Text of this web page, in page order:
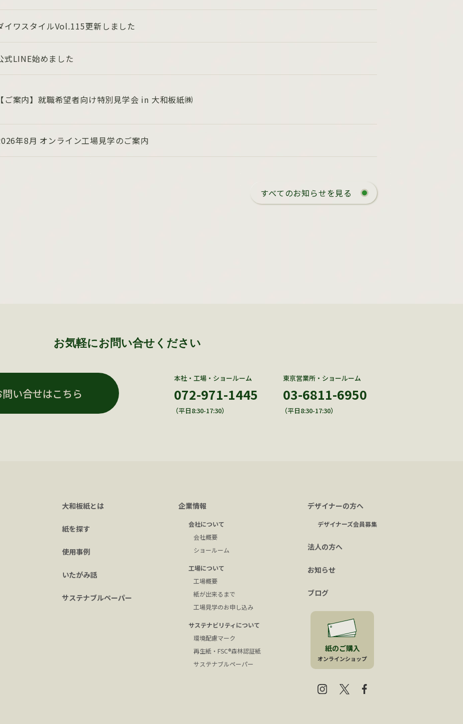
イワスタイルVol.115更新しました
式LINE始めました
【ご案内】就職希望者向け特別見学会 in 大和板紙㈱
年8月 オンライン工場見学のご案内
すべてのお知らせを見る
お気軽にお問い合せください
い合せはこちら
本社・工場・ショールーム
072-971-1445
（平日8:30-17:30）
東京営業所・ショールーム
03-6811-6950
（平日8:30-17:30）
大和板紙とは
紙を探す
使用事例
いたがみ話
サステナブルペーパー
企業情報
会社について
会社概要
ショールーム
工場について
工場概要
紙が出来るまで
工場見学のお申し込み
サステナビリティについて
環境配慮マーク
再生紙・FSC®森林認証紙
サステナブルペーパー
デザイナーの方へ
デザイナーズ会員募集
法人の方へ
お知らせ
ブログ
紙のご購入
オンラインショップ